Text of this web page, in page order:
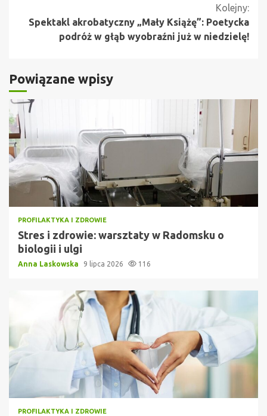
Kolejny:
Spektakl akrobatyczny „Mały Książę”: Poetycka
podróż w głąb wyobraźni już w niedzielę!
Powiązane wpisy
PROFILAKTYKA I ZDROWIE
Stres i zdrowie: warsztaty w Radomsku o
biologii i ulgi
Anna Laskowska 9 lipca 2026 116
PROFILAKTYKA I ZDROWIE